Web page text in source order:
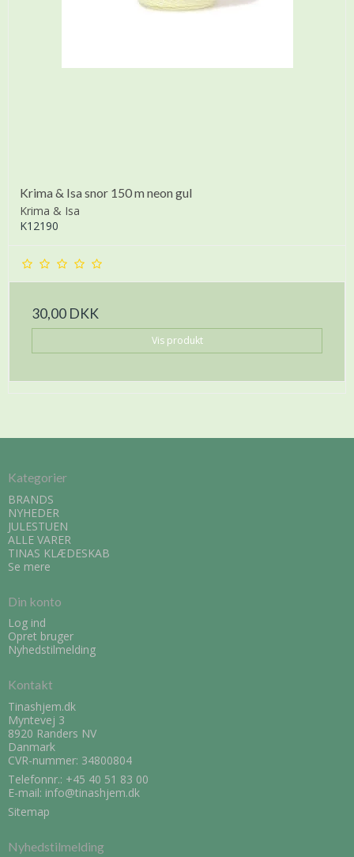
Krima & Isa snor 150 m neon gul
Krima & Isa
K12190
30,00 DKK
Vis produkt
Kategorier
BRANDS
NYHEDER
JULESTUEN
ALLE VARER
TINAS KLÆDESKAB
Se mere
Din konto
Log ind
Opret bruger
Nyhedstilmelding
Kontakt
Tinashjem.dk
Myntevej 3
8920 Randers NV
Danmark
CVR-nummer: 34800804
Telefonnr.: +45 40 51 83 00
E-mail: info@tinashjem.dk
Sitemap
Nyhedstilmelding